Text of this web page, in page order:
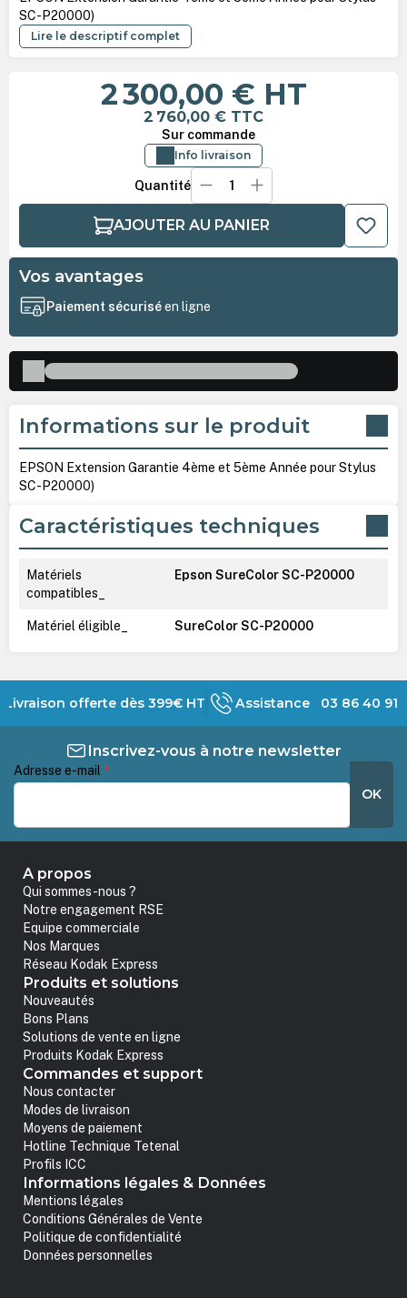
SC-P20000)
Lire le descriptif complet
2 300,00 € HT
2 760,00 € TTC
Sur commande
Info livraison
Quantité
AJOUTER AU PANIER
Vos avantages
Paiement sécuriséen ligne
Informations sur le produit
EPSON Extension Garantie 4ème et 5ème Année pour Stylus
SC-P20000)
Caractéristiques techniques
Matériels
compatibles_
Epson SureColor SC-P20000
Matériel éligible_ SureColor SC-P20000
Livraison offerte dès 399€ HT Assistance 03 86 40 91
Inscrivez-vous à notre newsletter
Adresse e-mail *
OK
A propos
Qui sommes-nous ?
Notre engagement RSE
Equipe commerciale
Nos Marques
Réseau Kodak Express
Produits et solutions
Nouveautés
Bons Plans
Solutions de vente en ligne
Produits Kodak Express
Commandes et support
Nous contacter
Modes de livraison
Moyens de paiement
Hotline Technique Tetenal
Profils ICC
Informations légales & Données
Mentions légales
Conditions Générales de Vente
Politique de confidentialité
Données personnelles